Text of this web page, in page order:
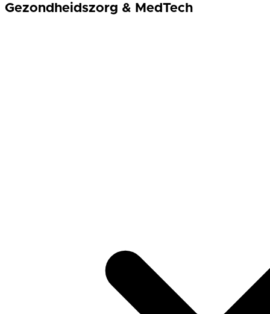
Gezondheidszorg & MedTech